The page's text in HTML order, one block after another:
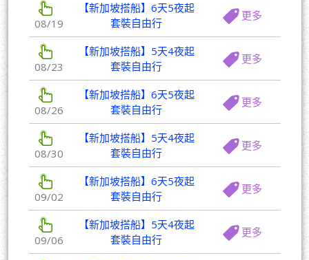
08/19
【新加坡搭船】6天5夜起
套裝自由行
更多
08/23
【新加坡搭船】5天4夜起
套裝自由行
更多
08/26
【新加坡搭船】6天5夜起
套裝自由行
更多
08/30
【新加坡搭船】5天4夜起
套裝自由行
更多
09/02
【新加坡搭船】6天5夜起
套裝自由行
更多
09/06
【新加坡搭船】5天4夜起
套裝自由行
更多